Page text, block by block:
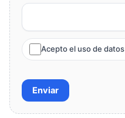
Acepto el uso de datos
Enviar